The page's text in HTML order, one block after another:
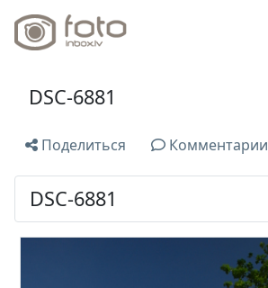
DSC-6881
Поделиться Комментарии
DSC-6881